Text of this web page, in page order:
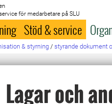
för medarbetare på SLU
Stöd & service
& styrning / styrande dokument
Lagar och